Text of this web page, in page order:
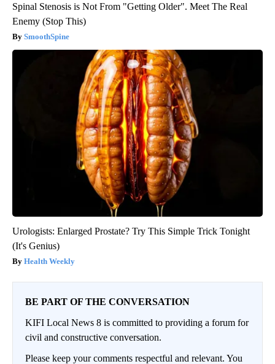
Spinal Stenosis is Not From "Getting Older". Meet The Real
Enemy (Stop This)
SmoothSpine
Urologists: Enlarged Prostate? Try This Simple Trick Tonight
(It's Genius)
Health Weekly
BE PART OF THE CONVERSATION
KIFI Local News 8 is committed to providing a forum for
civil and constructive conversation.
Please keep your comments respectful and relevant. You